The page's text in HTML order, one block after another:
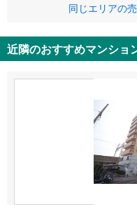
同じエリアの
近隣のおすすめマンショ